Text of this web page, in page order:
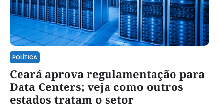
POLÍTICA
Ceará aprova regulamentação para
Data Centers; veja como outros
estados tratam o setor